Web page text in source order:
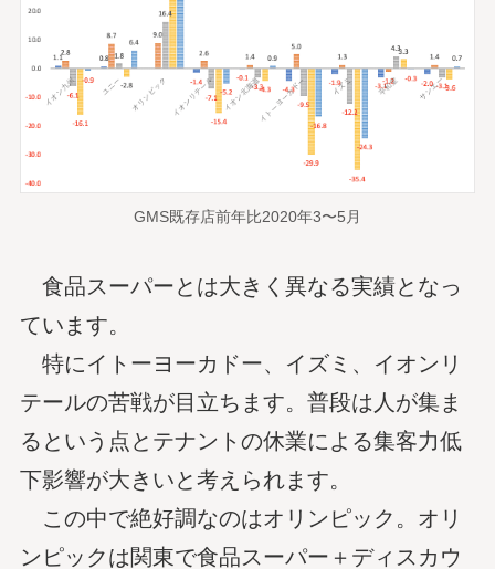
GMS既存店前年比2020年3〜5月
食品スーパーとは大きく異なる実績となっ
ています。
特にイトーヨーカドー、イズミ、イオンリ
テールの苦戦が目立ちます。普段は人が集ま
るという点とテナントの休業による集客力低
下影響が大きいと考えられます。
この中で絶好調なのはオリンピック。オリ
ンピックは関東で食品スーパー＋ディスカウ